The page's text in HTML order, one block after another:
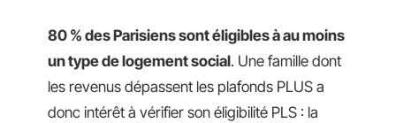
80 % des Parisiens sont éligibles à au moins
un type de logement social. Une famille dont
les revenus dépassent les plafonds PLUS a
donc intérêt à vérifier son éligibilité PLS : la